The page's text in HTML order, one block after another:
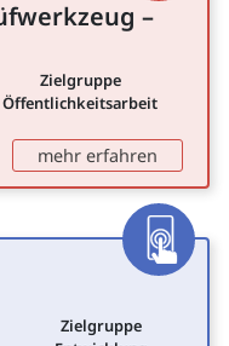
–
Zielgruppe
Öffentlichkeitsarbeit
mehr erfahren
App
Zielgruppe